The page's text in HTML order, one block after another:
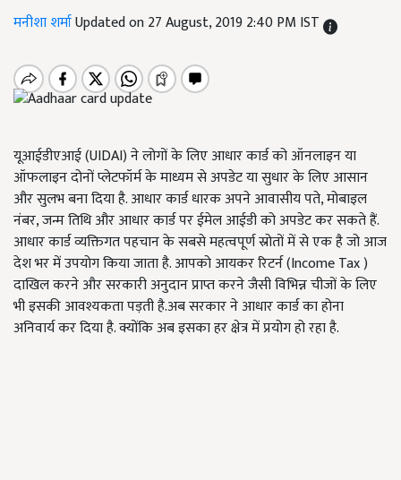
मनीशा शर्माUpdated on 27 August, 2019 2:40 PM IST
यूआईडीएआई (UIDAI) ने लोगों के लिए आधार कार्ड को ऑनलाइन या
ऑफलाइन दोनों प्लेटफॉर्म के माध्यम से अपडेट या सुधार के लिए आसान
और सुलभ बना दिया है. आधार कार्ड धारक अपने आवासीय पते, मोबाइल
नंबर, जन्म तिथि और आधार कार्ड पर ईमेल आईडी को अपडेट कर सकते हैं.
आधार कार्ड व्यक्तिगत पहचान के सबसे महत्वपूर्ण स्रोतों में से एक है जो आज
देश भर में उपयोग किया जाता है. आपको आयकर रिटर्न (Income Tax )
दाखिल करने और सरकारी अनुदान प्राप्त करने जैसी विभिन्न चीजों के लिए
भी इसकी आवश्यकता पड़ती है.अब सरकार ने आधार कार्ड का होना
अनिवार्य कर दिया है. क्योंकि अब इसका हर क्षेत्र में प्रयोग हो रहा है.